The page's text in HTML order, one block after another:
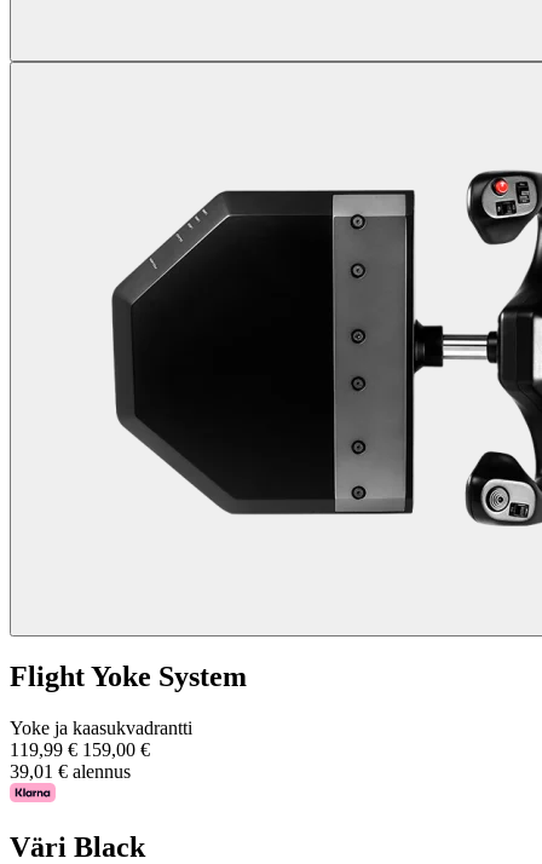
Flight Yoke System
Yoke ja kaasukvadrantti
119,99 € 159,00 €
39,01 € alennus
Väri Black